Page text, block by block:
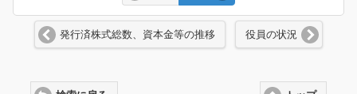
発行済株式総数、資本金等の推移 役員の状況